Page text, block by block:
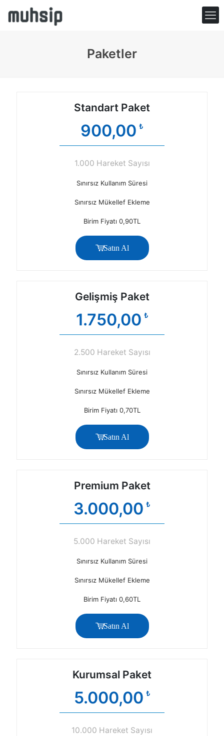
Paketler
Standart Paket
900,00 ₺
1.000 Hareket Sayısı
Sınırsız Kullanım Süresi
Sınırsız Mükellef Ekleme
Birim Fiyatı 0,90TL
Satın Al
Gelişmiş Paket
1.750,00 ₺
2.500 Hareket Sayısı
Sınırsız Kullanım Süresi
Sınırsız Mükellef Ekleme
Birim Fiyatı 0,70TL
Satın Al
Premium Paket
3.000,00 ₺
5.000 Hareket Sayısı
Sınırsız Kullanım Süresi
Sınırsız Mükellef Ekleme
Birim Fiyatı 0,60TL
Satın Al
Kurumsal Paket
5.000,00 ₺
10.000 Hareket Sayısı